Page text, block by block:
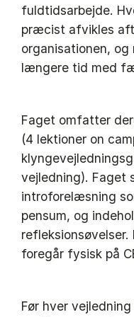
fuldtidsarbejde.
præcist afvikles
organisationen,
længere tid med
Faget omfatter
(4 lektioner on
vejledning). Faget
introforelæsning
pensum, og
foregår fysisk på
Før hver